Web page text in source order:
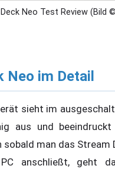
Neo Test Review (Bild
Neo im Detail
sieht im
aus und
man das Stream
anschließt, geht